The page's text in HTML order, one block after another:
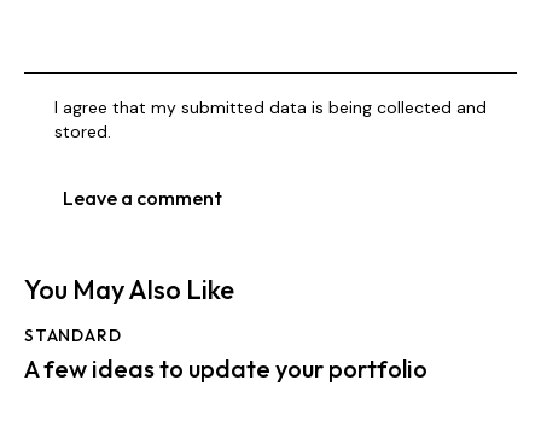
I agree that my submitted data is being collected and
stored.
You May Also Like
STANDARD
A few ideas to update your portfolio